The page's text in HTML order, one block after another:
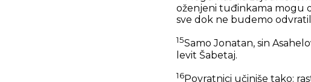
oženjeni tuđinkama mogu
sve dok ne budemo
15Samo Jonatan, sin
levit Šabetaj.
16Povratnici učiniše tako: